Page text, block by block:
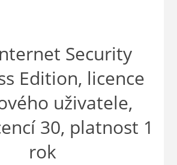
Security
Edition, licence
uživatele,
30, platnost 1
rok